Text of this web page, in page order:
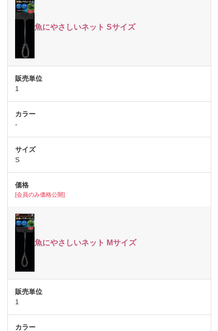
魚にやさしいネット Sサイズ
1
-
S
[会員のみ価格公開]
魚にやさしいネット Mサイズ
1